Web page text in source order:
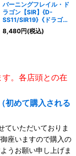
バーニングフレイル・ド
ラゴン【SIR】{D-
SS11/SIR19}《ドラゴン
エンパイア》
8,480円(税込)
。各店頭との在
初めて購入される
ていただいておりま
座いますので購入の
うお願い申し上げま